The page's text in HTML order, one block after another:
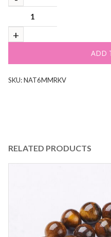
ADD
SKU:NAT6MMRKV
RELATED PRODUCTS